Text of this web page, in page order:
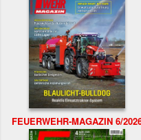
FEUERWEHR-MAGAZIN 6/